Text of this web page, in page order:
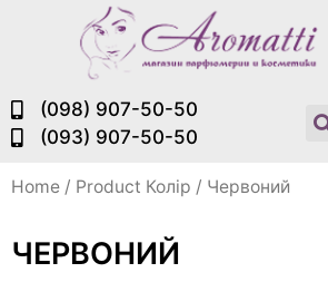
(098) 907-50-50
(093) 907-50-50
Home / Product Колір / Червоний
ЧЕРВОНИЙ